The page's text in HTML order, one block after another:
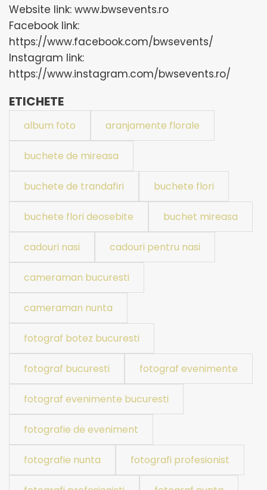
Website link: www.bwsevents.ro
Facebook link:
https://www.facebook.com/bwsevents/
Instagram link:
https://www.instagram.com/bwsevents.ro/
ETICHETE
album foto aranjamente florale
buchete de mireasa
buchete de trandafiri buchete flori
buchete flori deosebite buchet mireasa
cadouri nasi cadouri pentru nasi
cameraman bucuresti
cameraman nunta
fotograf botez bucuresti
fotograf bucuresti fotograf evenimente
fotograf evenimente bucuresti
fotografie de eveniment
fotografie nunta fotografi profesionist